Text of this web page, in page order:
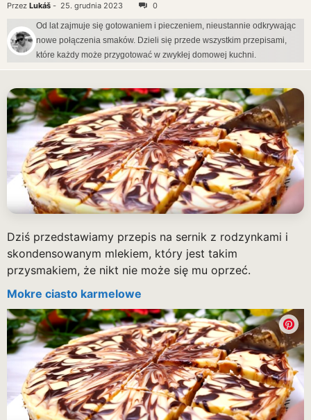
Przez Lukáš - 25. grudnia 2023 0
Od lat zajmuje się gotowaniem i pieczeniem, nieustannie odkrywając
nowe połączenia smaków. Dzieli się przede wszystkim przepisami,
które każdy może przygotować w zwykłej domowej kuchni.
Dziś przedstawiamy przepis na sernik z rodzynkami i
skondensowanym mlekiem, który jest takim
przysmakiem, że nikt nie może się mu oprzeć.
Mokre ciasto karmelowe